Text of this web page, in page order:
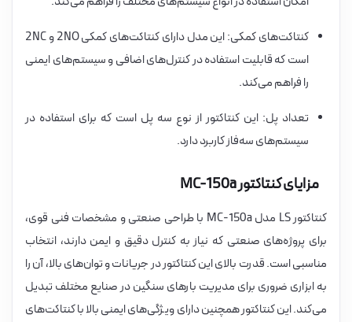
کنتاکت‌های کمکی: این مدل دارای کنتاکت‌های کمکی 2NO و 2NC
است که قابلیت استفاده در کنترل‌های اضافی و سیستم‌های ایمنی
را فراهم می‌کند.
تعداد پل: این کنتاکتور از نوع سه پل است که برای استفاده در
سیستم‌های سه‌فاز کاربرد دارد.
مزایای کنتاکتور MC-150a
کنتاکتور LS مدل MC-150a با طراحی صنعتی و مشخصات فنی قوی،
برای پروژه‌های صنعتی که نیاز به کنترل دقیق و ایمن دارند، انتخاب
مناسبی است. قدرت بالای این کنتاکتور در جریانات و توان‌های بالا، آن را
به ابزاری ضروری برای مدیریت بارهای سنگین در صنایع مختلف تبدیل
می‌کند. این کنتاکتور همچنین دارای ویژگی‌های ایمنی بالا با کنتاکت‌های